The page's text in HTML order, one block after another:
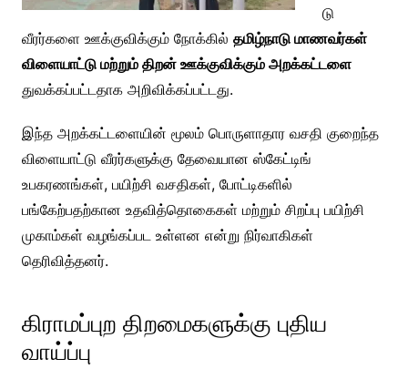
டு
வீரர்களை ஊக்குவிக்கும் நோக்கில் தமிழ்நாடு மாணவர்கள்
விளையாட்டு மற்றும் திறன் ஊக்குவிக்கும் அறக்கட்டளை
துவக்கப்பட்டதாக அறிவிக்கப்பட்டது.
இந்த அறக்கட்டளையின் மூலம் பொருளாதார வசதி குறைந்த
விளையாட்டு வீரர்களுக்கு தேவையான ஸ்கேட்டிங்
உபகரணங்கள், பயிற்சி வசதிகள், போட்டிகளில்
பங்கேற்பதற்கான உதவித்தொகைகள் மற்றும் சிறப்பு பயிற்சி
முகாம்கள் வழங்கப்பட உள்ளன என்று நிர்வாகிகள்
தெரிவித்தனர்.
கிராமப்புற திறமைகளுக்கு புதிய
வாய்ப்பு